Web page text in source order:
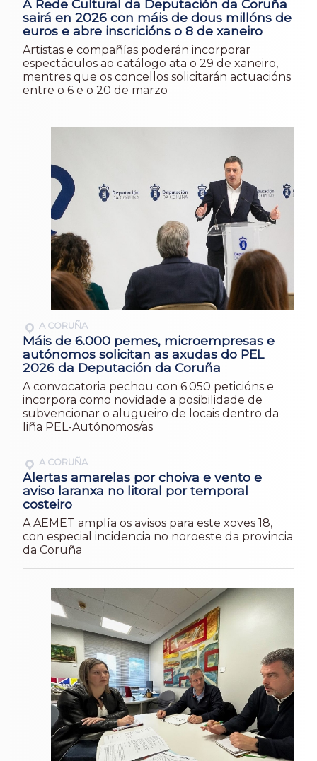
A Rede Cultural da Deputación da Coruña
sairá en 2026 con máis de dous millóns de
euros e abre inscricións o 8 de xaneiro
Artistas e compañías poderán incorporar
espectáculos ao catálogo ata o 29 de xaneiro,
mentres que os concellos solicitarán actuacións
entre o 6 e o 20 de marzo
A CORUÑA
Máis de 6.000 pemes, microempresas e
autónomos solicitan as axudas do PEL
2026 da Deputación da Coruña
A convocatoria pechou con 6.050 peticións e
incorpora como novidade a posibilidade de
subvencionar o alugueiro de locais dentro da
liña PEL-Autónomos/as
A CORUÑA
Alertas amarelas por choiva e vento e
aviso laranxa no litoral por temporal
costeiro
A AEMET amplía os avisos para este xoves 18,
con especial incidencia no noroeste da provincia
da Coruña